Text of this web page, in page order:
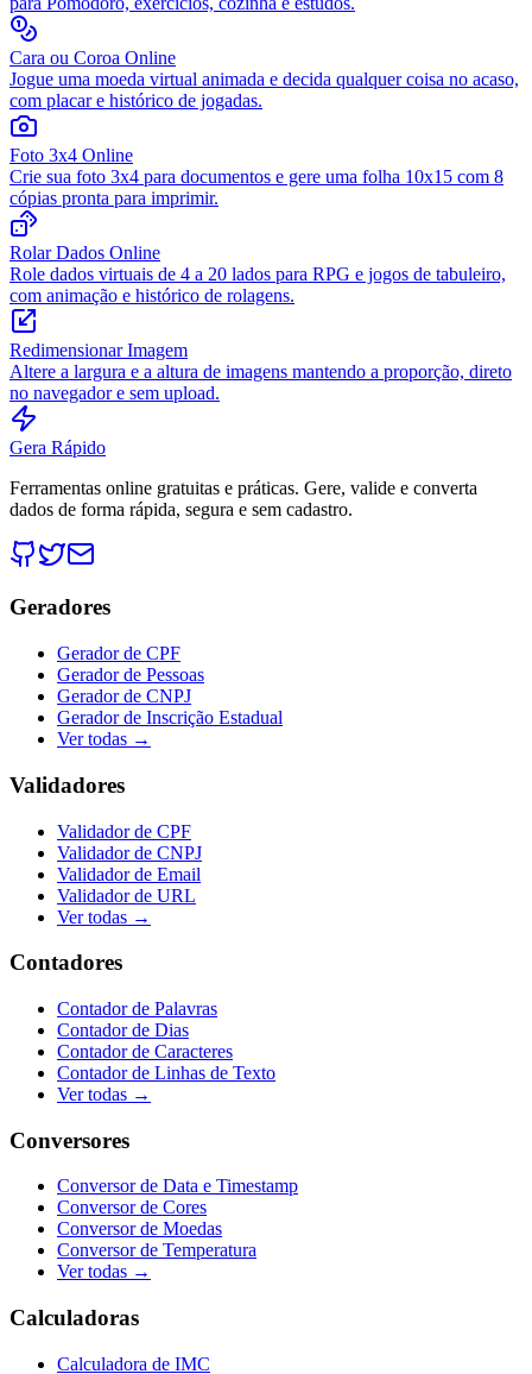
Cara ou Coroa Online
Jogue uma moeda virtual animada e decida qualquer coisa no acaso,
com placar e histórico de jogadas.
Foto 3x4 Online
Crie sua foto 3x4 para documentos e gere uma folha 10x15 com 8
cópias pronta para imprimir.
Rolar Dados Online
Role dados virtuais de 4 a 20 lados para RPG e jogos de tabuleiro,
com animação e histórico de rolagens.
Redimensionar Imagem
Altere a largura e a altura de imagens mantendo a proporção, direto
no navegador e sem upload.
Gera Rápido
Ferramentas online gratuitas e práticas. Gere, valide e converta
dados de forma rápida, segura e sem cadastro.
Geradores
Gerador de CPF
Gerador de Pessoas
Gerador de CNPJ
Gerador de Inscrição Estadual
Ver todas →
Validadores
Validador de CPF
Validador de CNPJ
Validador de Email
Validador de URL
Ver todas →
Contadores
Contador de Palavras
Contador de Dias
Contador de Caracteres
Contador de Linhas de Texto
Ver todas →
Conversores
Conversor de Data e Timestamp
Conversor de Cores
Conversor de Moedas
Conversor de Temperatura
Ver todas →
Calculadoras
Calculadora de IMC